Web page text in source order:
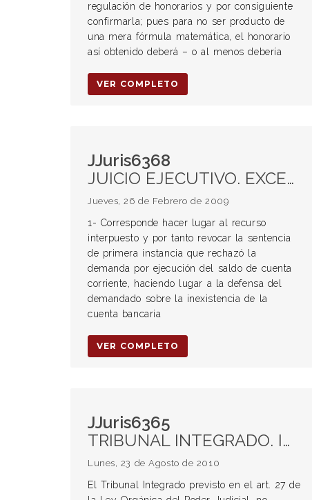
regulación de honorarios y por consiguiente
confirmarla; pues para no ser producto de
una mera fórmula matemática, el honorario
así obtenido deberá – o al menos debería
VER COMPLETO
JJuris6368
JUICIO EJECUTIVO. EXCEPCIÓN DE INHABILIDAD DE TÍTULO. EXCEPCIÓN DE FALSEDAD. CUENTA CORRIENTE BANCARIA. Ejecución de saldo de cuenta corriente bancaria.
Jueves, 26 de Febrero de 2009
1- Corresponde hacer lugar al recurso
interpuesto y por tanto revocar la sentencia
de primera instancia que rechazó la
demanda por ejecución del saldo de cuenta
corriente, haciendo lugar a la defensa del
demandado sobre la inexistencia de la
cuenta bancaria
VER COMPLETO
JJuris6365
TRIBUNAL INTEGRADO. Improcedencia.
Lunes, 23 de Agosto de 2010
El Tribunal Integrado previsto en el art. 27 de